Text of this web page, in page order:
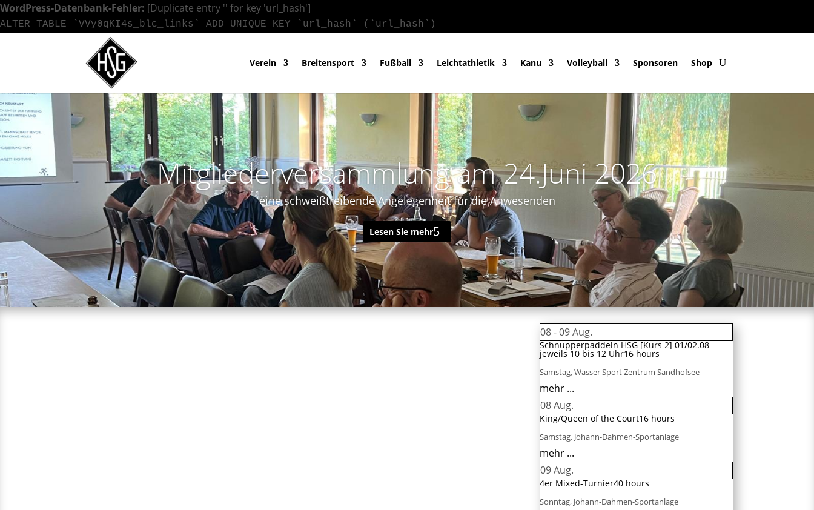
WordPress-Datenbank-Fehler: [Duplicate entry '' for key 'url_hash']
ALTER TABLE `VVy0qKI4s_blc_links` ADD UNIQUE KEY `url_hash` (`url_hash`)
Verein Breitensport Fußball Leichtathletik Kanu Volleyball Sponsoren Shop
Mitgliederversammlung am 24.Juni 2026
eine schweißtreibende Angelegenheit für die Anwesenden
Lesen Sie mehr
08 - 09Aug.
Schnupperpaddeln HSG [Kurs 2] 01/02.08
jeweils 10 bis 12 Uhr16 hours
Samstag,Wasser Sport Zentrum Sandhofsee
mehr ...
08Aug.
King/Queen of the Court16 hours
Samstag, Johann-Dahmen-Sportanlage
mehr ...
09Aug.
4er Mixed-Turnier40 hours
Sonntag, Johann-Dahmen-Sportanlage